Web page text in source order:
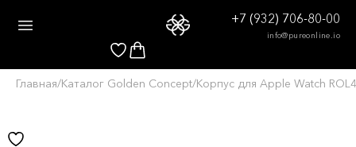
+7 (932) 706-80-00
info@pureonline.io
Главная/Каталог Golden Concept/Корпус для Apple Watch